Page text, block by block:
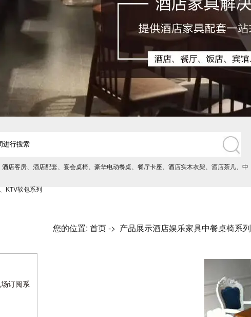
酒店客房 酒店配套 宴会桌椅 豪华电动餐桌 餐厅卡座 酒店实木衣架 酒店茶几
中
KTV软包系列
订阅系
您的位置: 首页-> 产品展示酒店娱乐家具中餐桌椅系列